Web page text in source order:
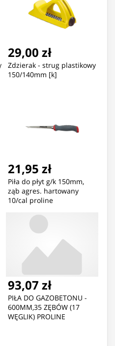
29,00 zł
Zdzierak - strug plastikowy
150/140mm [k]
21,95 zł
Piła do płyt g/k 150mm,
ząb agres. hartowany
10/cal proline
93,07 zł
PIŁA DO GAZOBETONU -
600MM,35 ZĘBÓW (17
WĘGLIK) PROLINE